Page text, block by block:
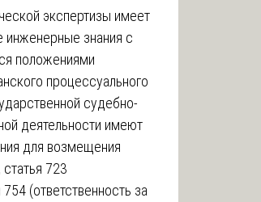
экспертизы имеет
знания с
положениями
процессуального
судебно-
деятельности имеют
для возмещения
723
(ответственность за